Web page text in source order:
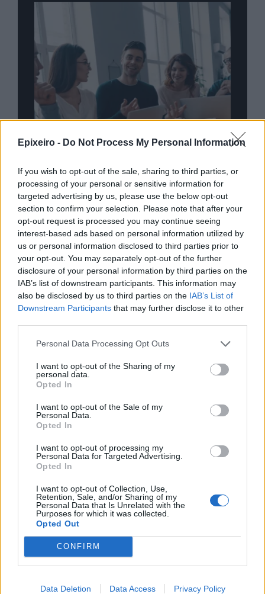
Epixeiro - Do Not Process My Personal Information
If you wish to opt-out of the sale, sharing to third parties, or
processing of your personal or sensitive information for
targeted advertising by us, please use the below opt-out
section to confirm your selection. Please note that after your
opt-out request is processed you may continue seeing
interest-based ads based on personal information utilized by
us or personal information disclosed to third parties prior to
your opt-out. You may separately opt-out of the further
disclosure of your personal information by third parties on the
IAB’s list of downstream participants. This information may
also be disclosed by us to third parties on the IAB’s List of
Downstream Participants that may further disclose it to other
Personal Data Processing Opt Outs
I want to opt-out of the Sharing of my
personal data.
Opted In
I want to opt-out of the Sale of my
Personal Data.
Opted In
I want to opt-out of processing my
Personal Data for Targeted Advertising.
Opted In
I want to opt-out of Collection, Use,
Retention, Sale, and/or Sharing of my
Personal Data that Is Unrelated with the
Purposes for which it was collected.
Opted Out
CONFIRM
Data Deletion Data Access Privacy Policy
TP Greece: Πώς διαμορφώνεται το
μέλλον του Insurance στην εποχή του AI
Η
Advertorial
Περισσότερα από το
πυρόπληκτους - Θα λάβουν μέτρα
Παράταση στην υποχρεωτική
παρόχου ζητούν Βιοτεχνικό
Επιμελητήριο Αθήνας -
Λογιστικός Σύλλογος Αθηνών
Ένωση Ελληνικών Τραπεζών:
Οικονομική ενίσχυση και
διαγραφή χρεών στις οικογένειες
των θυμάτων από τις φωτιές